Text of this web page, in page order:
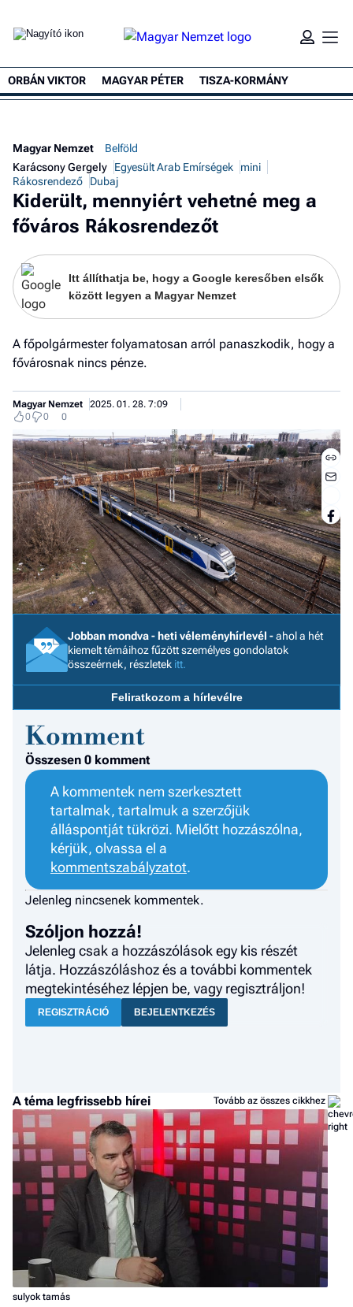
ORBÁN VIKTOR MAGYAR PÉTER TISZA-KORMÁNY
Magyar Nemzet
Belföld
Karácsony Gergely
Egyesült Arab Emírségek
mini
Rákosrendező
Dubaj
Kiderült, mennyiért vehetné meg a
főváros Rákosrendezőt
Itt állíthatja be, hogy a Google keresőben elsők
között legyen a Magyar Nemzet
A főpolgármester folyamatosan arról panaszkodik, hogy a
fővárosnak nincs pénze.
Magyar Nemzet
2025. 01. 28. 7:09
0
0 0
Jobban mondva - heti véleményhírlevél -ahol a hét
kiemelt témáihoz fűzött személyes gondolatok
összeérnek, részletek itt.
Feliratkozom a hírlevélre
Komment
Összesen 0 komment
A kommentek nem szerkesztett
tartalmak, tartalmuk a szerzőjük
álláspontját tükrözi. Mielőtt hozzászólna,
kérjük, olvassa el a
kommentszabályzatot.
Jelenleg nincsenek kommentek.
Szóljon hozzá!
Jelenleg csak a hozzászólások egy kis részét
látja. Hozzászóláshoz és a további kommentek
megtekintéséhez lépjen be, vagy regisztráljon!
REGISZTRÁCIÓ BEJELENTKEZÉS
A téma legfrissebb hírei Tovább az összes cikkhez
sulyok tamás